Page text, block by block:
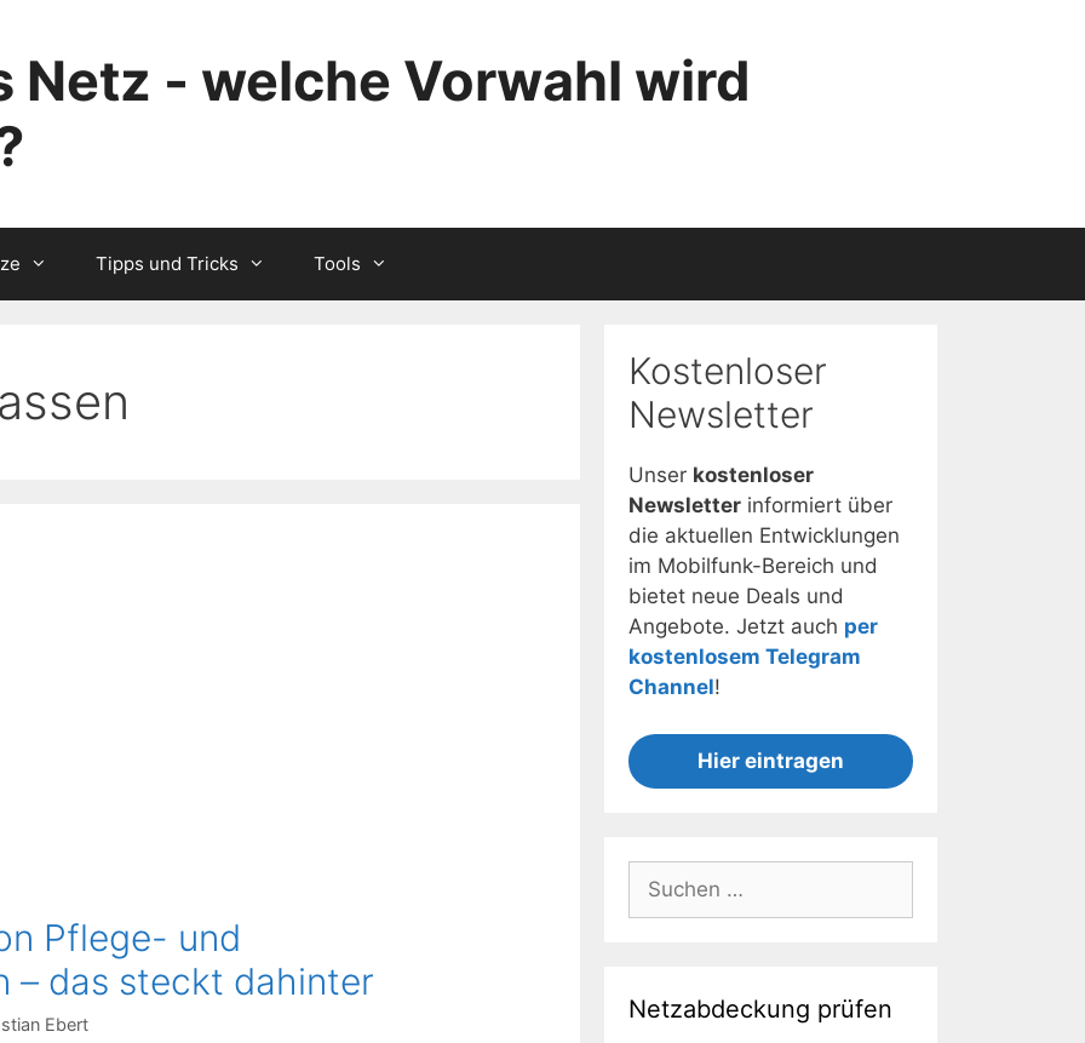
Netz - welche Vorwahl wird
Tipps und Tricks Tools
Pflege- und
– das steckt dahinter
Ebert
Kostenloser
Newsletter
Unser kostenloser
Newsletter informiert über
die aktuellen Entwicklungen
im Mobilfunk-Bereich und
bietet neue Deals und
Angebote. Jetzt auch per
kostenlosem Telegram
Channel!
Hier eintragen
nach:
Netzabdeckung prüfen